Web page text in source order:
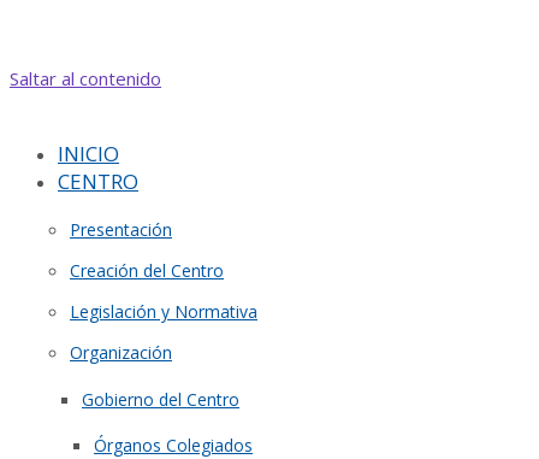
Saltar al contenido
INICIO
CENTRO
Presentación
Creación del Centro
Legislación y Normativa
Organización
Gobierno del Centro
Órganos Colegiados